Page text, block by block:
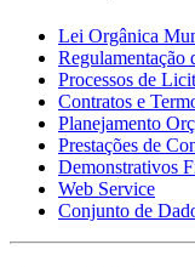
Lei Orgânica
Regulamentação
Processos de
Contratos e
Planejamento
Prestações de
Demonstrativos
Web Service
Conjunto de